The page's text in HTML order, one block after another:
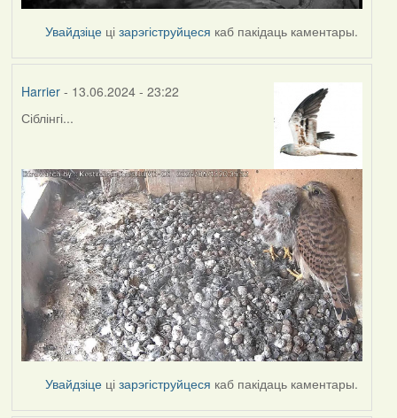
Увайдзіце цізарэгіструйцеся каб пакідаць каментары.
Harrier- 13.06.2024 - 23:22
Сіблінгі...
Увайдзіце цізарэгіструйцеся каб пакідаць каментары.